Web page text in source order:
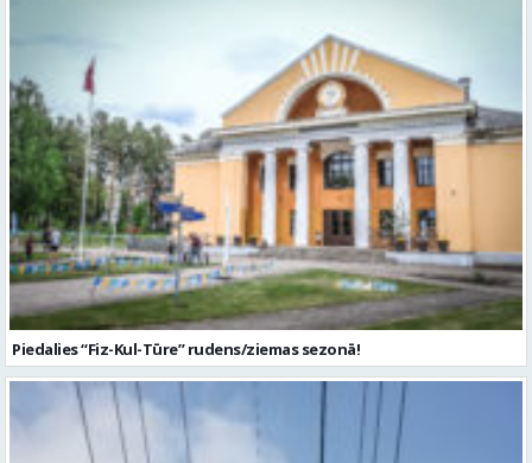
Piedalies “Fiz-Kul-Tūre” rudens/ziemas sezonā!